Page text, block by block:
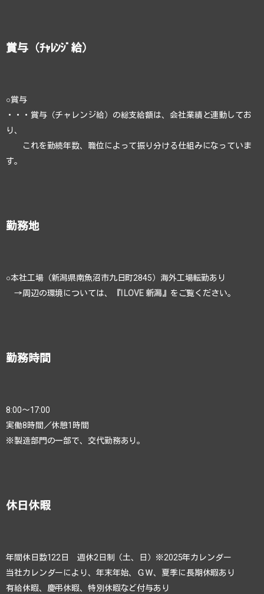
賞与（ﾁｬﾚﾝｼﾞ給）
○賞与
・・・賞与（チャレンジ給）の総支給額は、会社業績と連動してお
り、
これを勤続年数、職位によって振り分ける仕組みになっていま
す。
勤務地
○本社工場（新潟県南魚沼市九日町2845）海外工場転勤あり
→周辺の環境については、
『I LOVE 新潟』 をご覧ください。
勤務時間
8:00～17:00
実働8時間／休憩1時間
※製造部門の一部で、交代勤務あり。
休日休暇
年間休日数122日 週休2日制（土、日）※2025年カレンダー
当社カレンダーにより、年末年始、ＧＷ、夏季に長期休暇あり
有給休暇、慶弔休暇、特別休暇など付与あり